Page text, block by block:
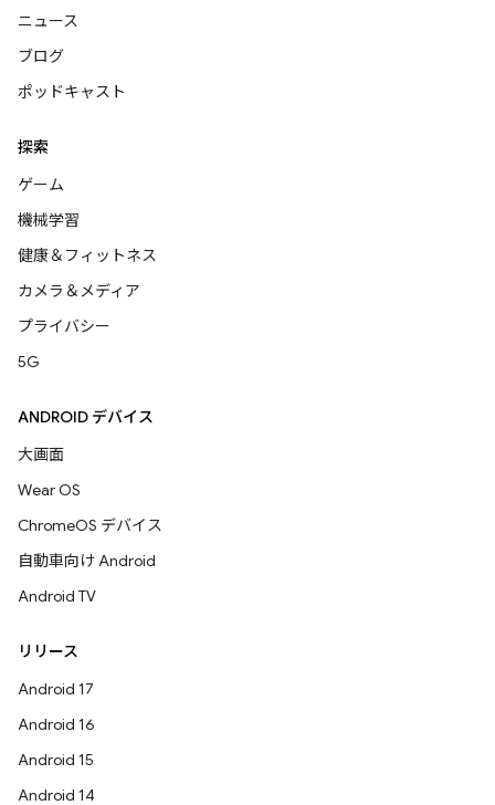
ニュース
ブログ
ポッドキャスト
探索
ゲーム
機械学習
健康＆フィットネス
カメラ＆メディア
プライバシー
5G
ANDROID デバイス
大画面
Wear OS
ChromeOS デバイス
自動車向け Android
Android TV
リリース
Android 17
Android 16
Android 15
Android 14